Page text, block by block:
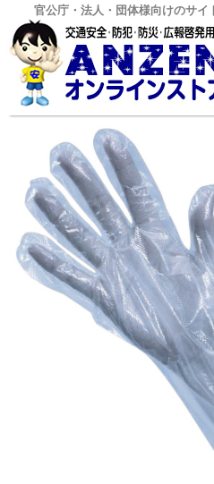
官公庁・法人・団体様向けのサ